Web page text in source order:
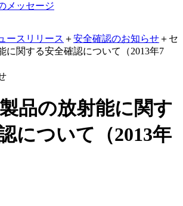
メッセージ
ースリリース ＋安全確認のお知らせ＋ セ
に関する安全確認について（2013年7
品の放射能に関す
について（2013年